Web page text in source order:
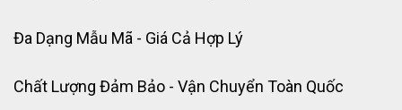
Đa Dạng Mẫu Mã - Giá Cả Hợp Lý
Chất Lượng Đảm Bảo - Vận Chuyển Toàn Quốc